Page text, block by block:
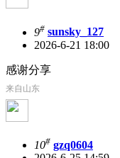
9# sunsky_127
2026-6-21 18:00
感谢分享
来自山东
10# gzq0604